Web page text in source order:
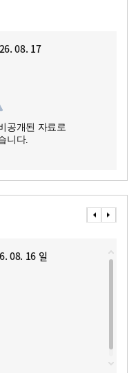
08. 17
공개된 자료로
니다.
08. 16 일